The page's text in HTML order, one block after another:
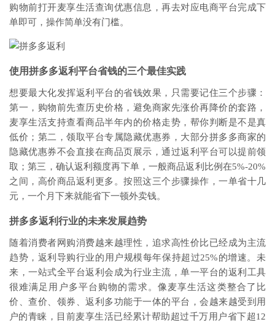
购物前打开麦享生活查询优惠信息，再去对应电商平台完成下
单即可，操作简单没有门槛。
使用拼多多返利平台省钱的三个最佳实践
想要最大化发挥返利平台的省钱效果，只需要记住三个步骤：
第一，购物前先查历史价格，避免商家先涨价再降价的套路，
麦享生活支持查看商品半年内的价格走势，帮你判断是不是真
低价；第二，领取平台专属隐藏优惠券，大部分拼多多商家的
隐藏优惠券不会直接在商品页展示，通过返利平台可以提前领
取；第三，确认返利额度再下单，一般商品返利比例在5%-20%
之间，高价商品返利更多。按照这三个步骤操作，一单省十几
元，一个月下来就能省下一顿外卖钱。
拼多多返利行业的未来发展趋势
随着消费者网购消费越来越理性，追求高性价比已经成为主流
趋势，返利导购行业的用户规模每年保持超过25%的增速。未
来，一站式全平台返利会成为行业主流，单一平台的返利工具
很难满足用户多平台购物的需求。像麦享生活这类整合了比
价、查价、领券、返利多功能于一体的平台，会越来越受到用
户的青睐，目前麦享生活已经累计帮助超过千万用户省下超12